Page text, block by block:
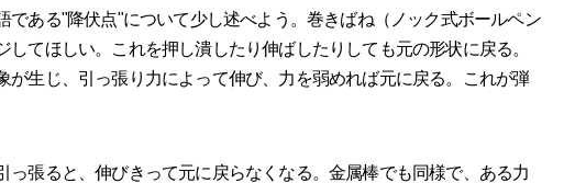
ある"降伏点"について少し述べよう。巻きばね（ノック式ボールペン
してほしい。これを押し潰したり伸ばしたりしても元の形状に戻る。
が生じ、引っ張り力によって伸び、力を弱めれば元に戻る。これが弾
張ると、伸びきって元に戻らなくなる。金属棒でも同様で、ある力